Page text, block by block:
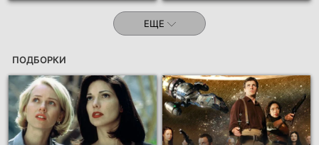
ЕЩЕ
ПОДБОРКИ